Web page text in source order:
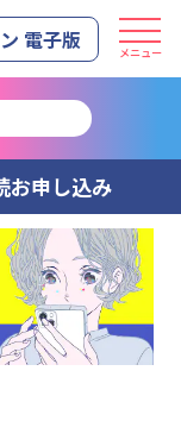
電子版 メニュー
お申し込み